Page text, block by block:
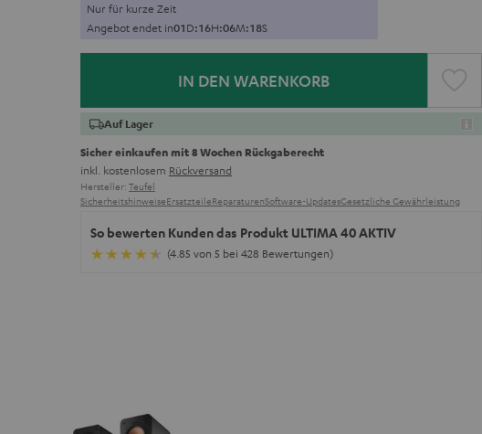
Nur für kurze Zeit
Angebot endet in01D:16H:06M:17S
IN DEN WARENKORB
Auf Lager
Sicher einkaufen mit 8 Wochen Rückgaberecht
inkl. kostenlosem Rückversand
Hersteller: Teufel
SicherheitshinweiseErsatzteileReparaturenSoftware-UpdatesGesetzliche Gewährleistung
So bewerten Kunden das Produkt ULTIMA 40 AKTIV
(4.85 von 5 bei 428 Bewertungen)